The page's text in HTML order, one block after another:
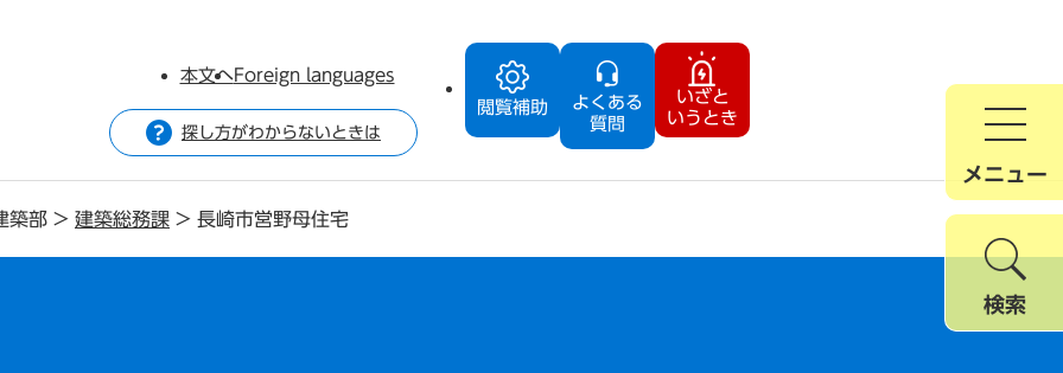
閲覧補助
よくある
質問
いざと
いうとき
本文へForeign languages
探し方がわからないときは
メニュー
検索
築部 > 建築総務課 > 長崎市営野母住宅